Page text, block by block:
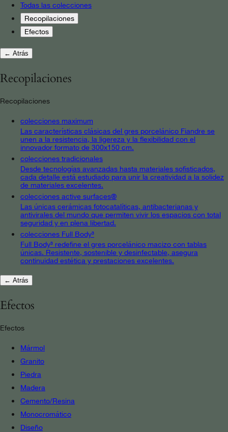
Todas las colecciones
Recopilaciones
Efectos
← Atrás
Recopilaciones
Recopilaciones
colecciones maximum
Las características clásicas del gres porcelánico Fiandre se
unen a la resistencia, la ligereza y la flexibilidad con el
innovador formato de 300x150 cm.
colecciones tradicionales
Desde tecnologías avanzadas hasta materiales sofisticados,
cada detalle está estudiado para unir la creatividad a la solidez
de materiales excelentes.
colecciones active surfaces®
Las únicas cerámicas fotocatalíticas, antibacterianas y
antivirales del mundo que permiten vivir los espacios con total
seguridad y en plena libertad.
colecciones Full Body³
Full Body³ redefine el gres porcelánico macizo con tablas
únicas. Resistente, sostenible y desinfectable, asegura
continuidad estética y prestaciones excelentes.
← Atrás
Efectos
Efectos
Mármol
Granito
Piedra
Madera
Cemento/Resina
Monocromático
Diseño